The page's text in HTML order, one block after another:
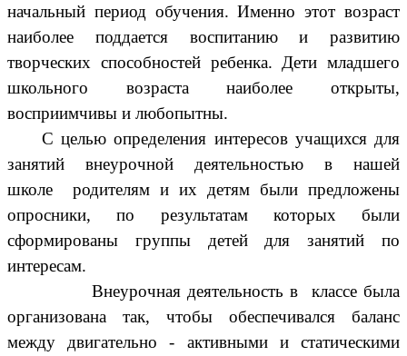
начальный период обучения. Именно этот возраст
наиболее поддается воспитанию и развитию
творческих способностей ребенка. Дети младшего
школьного возраста наиболее открыты,
восприимчивы и любопытны.
С целью определения интересов учащихся для
занятий внеурочной деятельностью в нашей
школе родителям и их детям были предложены
опросники, по результатам которых были
сформированы группы детей для занятий по
интересам.
Внеурочная деятельность в классе была
организована так, чтобы обеспечивался баланс
между двигательно - активными и статическими